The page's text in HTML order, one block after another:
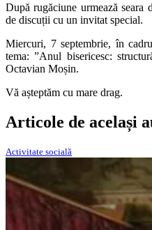
După rugăciune urmează seara
de discuții cu un invitat special.
Miercuri, 7 septembrie, în
tema: ”Anul bisericesc:
Octavian Moșin.
Vă așteptăm cu mare drag.
Articole de același
Activitate socială